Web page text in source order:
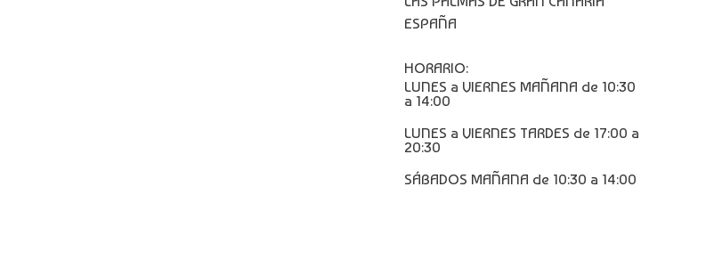
ESPAÑA
HORARIO:
LUNES a VIERNES MAÑANA de 10:30
a 14:00
LUNES a VIERNES TARDES de 17:00 a
20:30
SÁBADOS MAÑANA de 10:30 a 14:00